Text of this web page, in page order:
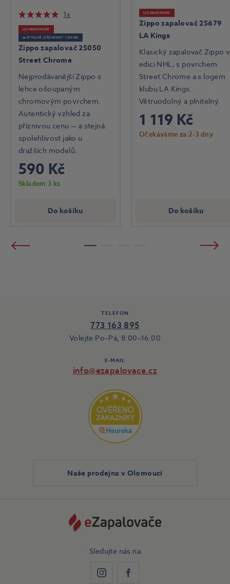
1x
LZE GRAVÍROVAT
🧱 STYLOVĚ „OŠOUPANÝ“ VZHLED
Zippo zapalovač 25050
Street Chrome
Nejprodávanější Zippo s
lehce ošoupaným
chromovým povrchem.
Autentický vzhled za
příznivou cenu — a stejná
spolehlivost jako u
dražších modelů.
590 Kč
Skladem 3 ks
Do košíku
LZE GRAVÍROVAT
Zippo zapalovač 25679
LA Kings
Klasický zapalovač Zippo v
edici NHL, s povrchem
Street Chrome a s logem
klubu LA Kings.
Větruodolný a plnitelný.
1 119 Kč
Očekáváme za 2-3 dny
Do košíku
TELEFON
773 163 895
Volejte Po–Pá, 8:00–16:00
E-MAIL
info@ezapalovace.cz
Naše prodejna v Olomouci
Sledujte nás na
InstagramFacebook